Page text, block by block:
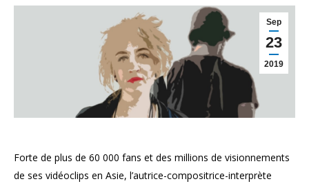
Sep
23
2019
Forte de plus de 60 000 fans et des millions de visionnements
de ses vidéoclips en Asie, l’autrice-compositrice-interprète